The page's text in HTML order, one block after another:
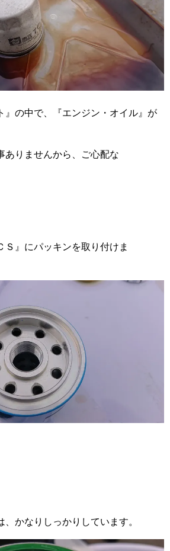
』の中で、『エンジン・オイル』が
ありませんから、ご心配な
Ｓ』にパッキンを取り付けま
、かなりしっかりしています。